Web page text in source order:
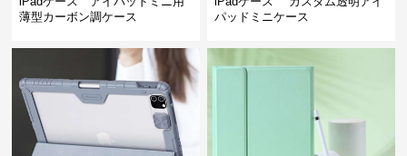
薄型カーボン調ケース
パッドミニケース